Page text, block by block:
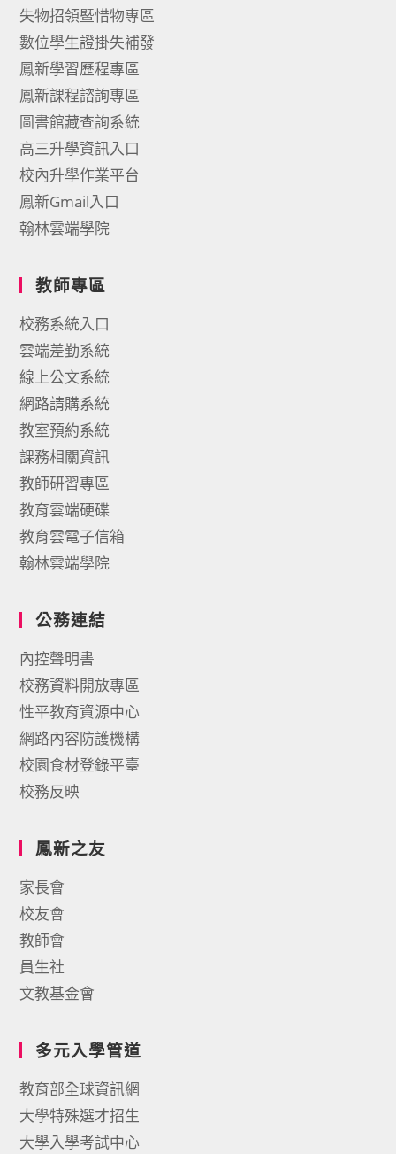
失物招領暨惜物專區
數位學生證掛失補發
鳳新學習歷程專區
鳳新課程諮詢專區
圖書館藏查詢系統
高三升學資訊入口
校內升學作業平台
鳳新Gmail入口
翰林雲端學院
教師專區
校務系統入口
雲端差勤系統
線上公文系統
網路請購系統
教室預約系統
課務相關資訊
教師研習專區
教育雲端硬碟
教育雲電子信箱
翰林雲端學院
公務連結
內控聲明書
校務資料開放專區
性平教育資源中心
網路內容防護機構
校園食材登錄平臺
校務反映
鳳新之友
家長會
校友會
教師會
員生社
文教基金會
多元入學管道
教育部全球資訊網
大學特殊選才招生
大學入學考試中心